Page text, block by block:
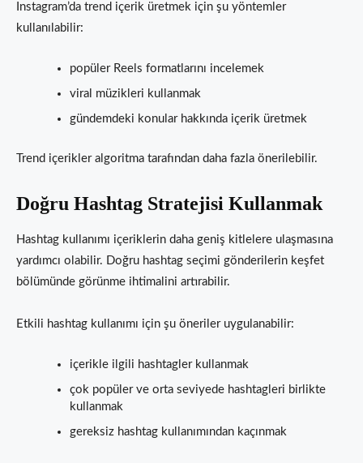
Instagram’da trend içerik üretmek için şu yöntemler
kullanılabilir:
popüler Reels formatlarını incelemek
viral müzikleri kullanmak
gündemdeki konular hakkında içerik üretmek
Trend içerikler algoritma tarafından daha fazla önerilebilir.
Doğru Hashtag Stratejisi Kullanmak
Hashtag kullanımı içeriklerin daha geniş kitlelere ulaşmasına
yardımcı olabilir. Doğru hashtag seçimi gönderilerin keşfet
bölümünde görünme ihtimalini artırabilir.
Etkili hashtag kullanımı için şu öneriler uygulanabilir:
içerikle ilgili hashtagler kullanmak
çok popüler ve orta seviyede hashtagleri birlikte
kullanmak
gereksiz hashtag kullanımından kaçınmak